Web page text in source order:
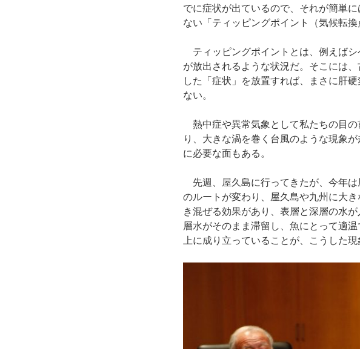
でに症状が出ているので、それが簡単
ない「ティッピングポイント（気候転
ティッピングポイントとは、例えばシ
が放出されるような状況だ。そこには
した「症状」を放置すれば、まさに肝
ない。
熱中症や異常気象として私たちの目
り、大きな渦を巻く台風のような現象
に必要な面もある。
先週、屋久島に行ってきたが、今年
のルートが変わり、屋久島や九州に大
き混ぜる効果があり、表層と深層の水
層水がそのまま滞留し、魚にとって適
上に成り立っていることが、こうした現